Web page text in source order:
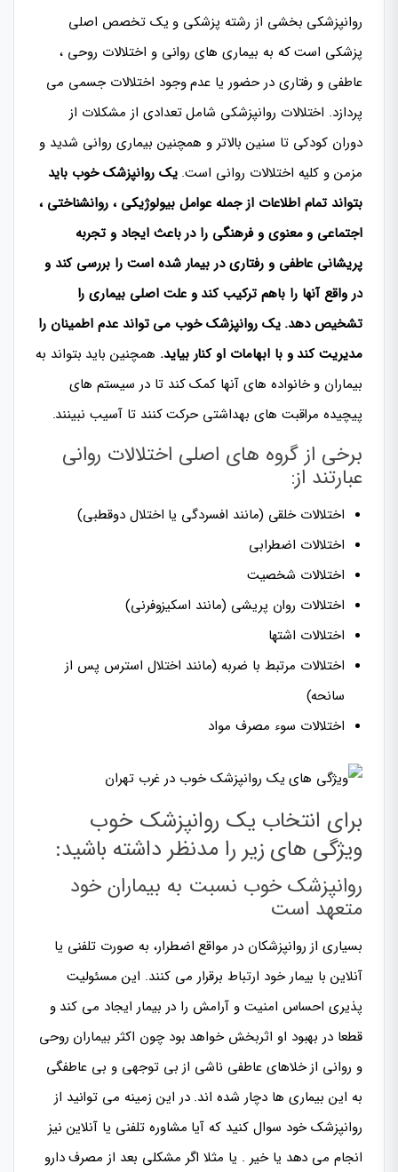
روانپزشکی بخشی از رشته پزشکی و یک تخصص اصلی
پزشکی است که به بیماری های روانی و اختلالات روحی ،
عاطفی و رفتاری در حضور یا عدم وجود اختلالات جسمی می
پردازد. اختلالات روانپزشکی شامل تعدادی از مشکلات از
دوران کودکی تا سنین بالاتر و همچنین بیماری روانی شدید و
مزمن و کلیه اختلالات روانی است.یک روانپزشک خوب باید
بتواند تمام اطلاعات از جمله عوامل بیولوژیکی ، روانشناختی ،
اجتماعی و معنوی و فرهنگی را در باعث ایجاد و تجربه
پریشانی عاطفی و رفتاری در بیمار شده است را بررسی کند و
در واقع آنها را باهم ترکیب کند و علت اصلی بیماری را
تشخیص دهد. یک روانپزشک خوب می تواند عدم اطمینان را
مدیریت کند و با ابهامات او کنار بیاید. همچنین باید بتواند به
بیماران و خانواده های آنها کمک کند تا در سیستم های
پیچیده مراقبت های بهداشتی حرکت کنند تا آسیب نبینند.
برخی از گروه های اصلی اختلالات روانی
عبارتند از:
اختلالات خلقی (مانند افسردگی یا اختلال دوقطبی)
اختلالات اضطرابی
اختلالات شخصیت
اختلالات روان پریشی (مانند اسکیزوفرنی)
اختلالات اشتها
اختلالات مرتبط با ضربه (مانند اختلال استرس پس از
سانحه)
اختلالات سوء مصرف مواد
برای انتخاب یک روانپزشک خوب
ویژگی های زیر را مدنظر داشته باشید:
روانپزشک خوب نسبت به بیماران خود
متعهد است
بسیاری از روانپزشکان در مواقع اضطرار، به صورت تلفنی یا
آنلاین با بیمار خود ارتباط برقرار می کنند. این مسئولیت
پذیری احساس امنیت و آرامش را در بیمار ایجاد می کند و
قطعا در بهبود او اثربخش خواهد بود چون اکثر بیماران روحی
و روانی از خلاهای عاطفی ناشی از بی توجهی و بی عاطفگی
به این بیماری ها دچار شده اند. در این زمینه می توانید از
روانپزشک خود سوال کنید که آیا مشاوره تلفنی یا آنلاین نیز
انجام می دهد یا خیر . یا مثلا اگر مشکلی بعد از مصرف دارو